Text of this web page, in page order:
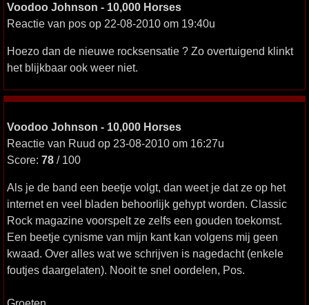
Voodoo Johnson - 10,000 Horses
Reactie van pos op 22-08-2010 om 19:40u
Hoezo dan de nieuwe rocksensatie ? Zo overtuigend klinkt
het blijkbaar ook weer niet.
Voodoo Johnson - 10,000 Horses
Reactie van Ruud op 23-08-2010 om 16:27u
Score: 78 / 100
Als je de band een beetje volgt, dan weet je dat ze op het
internet en veel bladen behoorlijk gehypt worden. Classic
Rock magazine voorspelt ze zelfs een gouden toekomst.
Een beetje cynisme van mijn kant kan volgens mij geen
kwaad. Over alles wat we schrijven is nagedacht (enkele
foutjes daargelaten). Nooit te snel oordelen, Pos.